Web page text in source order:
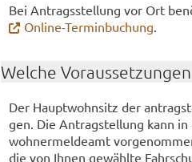
Bei An­trags­stel­lung vor Ort
Online-​Terminbuchung.
Wel­che
Der Haupt­wohn­sitz der
gen. Die An­trag­stel­lung kann
woh­ner­mel­de­amt
die von Ihnen ge­wähl­te